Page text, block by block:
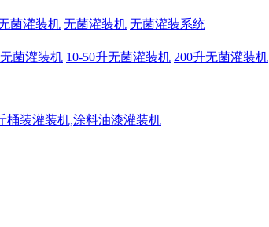
菌灌装机 无菌灌装机 无菌灌装系统
菌灌装机 10-50升无菌灌装机 200升无菌灌装机
桶装灌装机,涂料油漆灌装机